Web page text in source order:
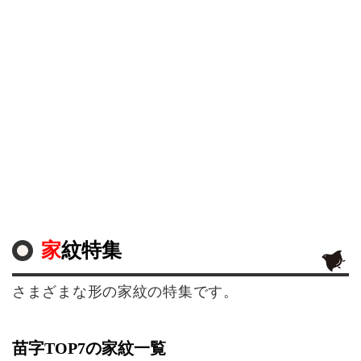
家紋特集
さまざまな形の家紋の特集です。
苗字TOP7の家紋一覧